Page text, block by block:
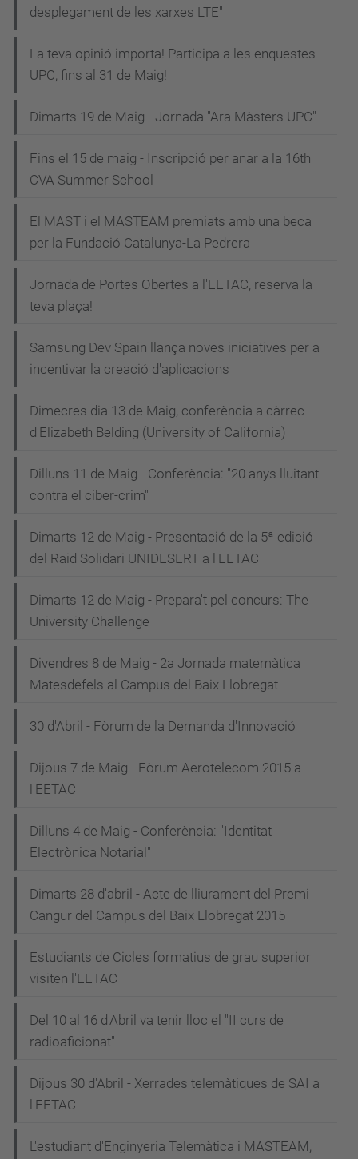
desplegament de les xarxes LTE"
La teva opinió importa! Participa a les enquestes
UPC, fins al 31 de Maig!
Dimarts 19 de Maig - Jornada "Ara Màsters UPC"
Fins el 15 de maig - Inscripció per anar a la 16th
CVA Summer School
El MAST i el MASTEAM premiats amb una beca
per la Fundació Catalunya-La Pedrera
Jornada de Portes Obertes a l'EETAC, reserva la
teva plaça!
Samsung Dev Spain llança noves iniciatives per a
incentivar la creació d'aplicacions
Dimecres dia 13 de Maig, conferència a càrrec
d'Elizabeth Belding (University of California)
Dilluns 11 de Maig - Conferència: "20 anys lluitant
contra el ciber-crim"
Dimarts 12 de Maig - Presentació de la 5ª edició
del Raid Solidari UNIDESERT a l'EETAC
Dimarts 12 de Maig - Prepara't pel concurs: The
University Challenge
Divendres 8 de Maig - 2a Jornada matemàtica
Matesdefels al Campus del Baix Llobregat
30 d'Abril - Fòrum de la Demanda d'Innovació
Dijous 7 de Maig - Fòrum Aerotelecom 2015 a
l'EETAC
Dilluns 4 de Maig - Conferència: "Identitat
Electrònica Notarial"
Dimarts 28 d'abril - Acte de lliurament del Premi
Cangur del Campus del Baix Llobregat 2015
Estudiants de Cicles formatius de grau superior
visiten l'EETAC
Del 10 al 16 d'Abril va tenir lloc el "II curs de
radioaficionat"
Dijous 30 d'Abril - Xerrades telemàtiques de SAI a
l'EETAC
L'estudiant d'Enginyeria Telemàtica i MASTEAM,